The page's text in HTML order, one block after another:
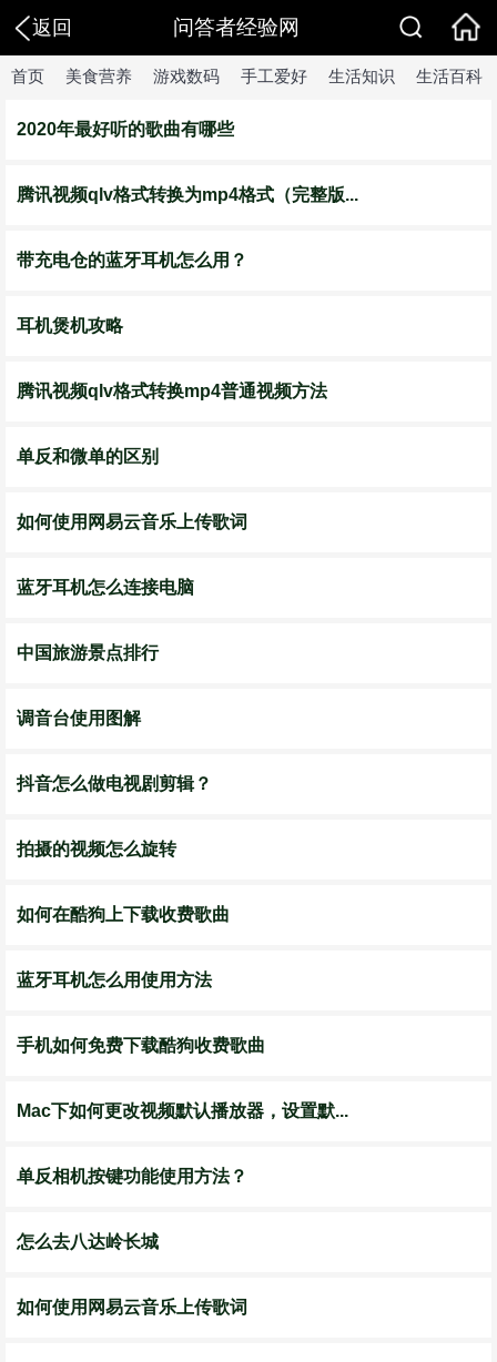
返回 问答者经验网
首页 美食营养 游戏数码 手工爱好 生活知识 生活百科
2020年最好听的歌曲有哪些
腾讯视频qlv格式转换为mp4格式（完整版...
带充电仓的蓝牙耳机怎么用？
耳机煲机攻略
腾讯视频qlv格式转换mp4普通视频方法
单反和微单的区别
如何使用网易云音乐上传歌词
蓝牙耳机怎么连接电脑
中国旅游景点排行
调音台使用图解
抖音怎么做电视剧剪辑？
拍摄的视频怎么旋转
如何在酷狗上下载收费歌曲
蓝牙耳机怎么用使用方法
手机如何免费下载酷狗收费歌曲
Mac下如何更改视频默认播放器，设置默...
单反相机按键功能使用方法？
怎么去八达岭长城
如何使用网易云音乐上传歌词